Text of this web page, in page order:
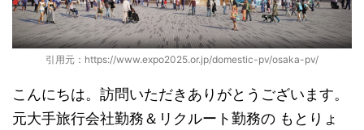
引用元：https://www.expo2025.or.jp/domestic-pv/osaka-pv/
こんにちは。訪問いただきありがとうございます。
元大手旅行会社勤務＆リクルート勤務の もとりょ